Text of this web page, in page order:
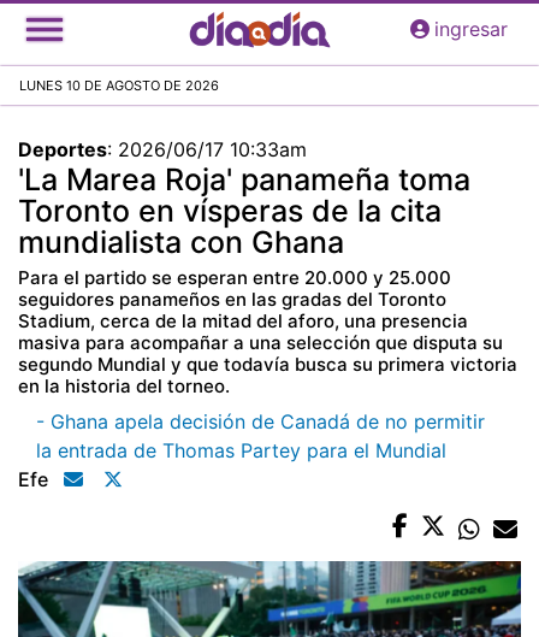
Pasar
al
principal
ingresar
LUNES 10 DE AGOSTO DE 2026
Deportes: 2026/06/17 10:33am
'La Marea Roja' panameña toma
Toronto en vísperas de la cita
mundialista con Ghana
Para el partido se esperan entre 20.000 y 25.000
seguidores panameños en las gradas del Toronto
Stadium, cerca de la mitad del aforo, una presencia
masiva para acompañar a una selección que disputa su
segundo Mundial y que todavía busca su primera victoria
en la historia del torneo.
- Ghana apela decisión de Canadá de no permitir
la entrada de Thomas Partey para el Mundial
Efe